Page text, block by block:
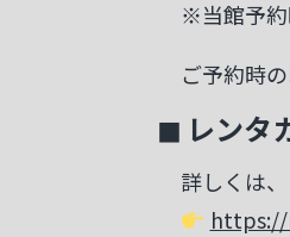
※当館予約
ご予約時
◼ レンタ
詳しくは
https://